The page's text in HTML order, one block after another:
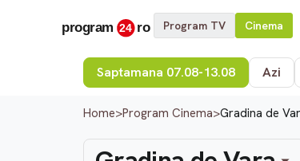
Program TV Cinema
Saptamana 07.08-13.08 Azi
Home>Program Cinema>Gradina de